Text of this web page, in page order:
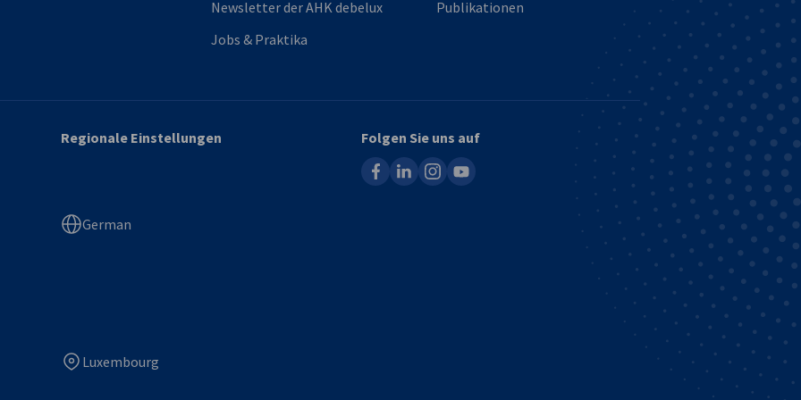
Newsletter der AHK debelux
Jobs & Praktika
Publikationen
Regionale Einstellungen
German
Luxembourg
Folgen Sie uns auf
facebooklinkedininstagram
youtube